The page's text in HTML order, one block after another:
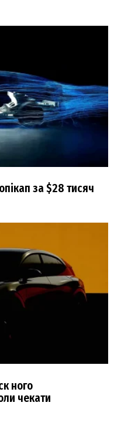
за $28 тисяч
ного
чекати